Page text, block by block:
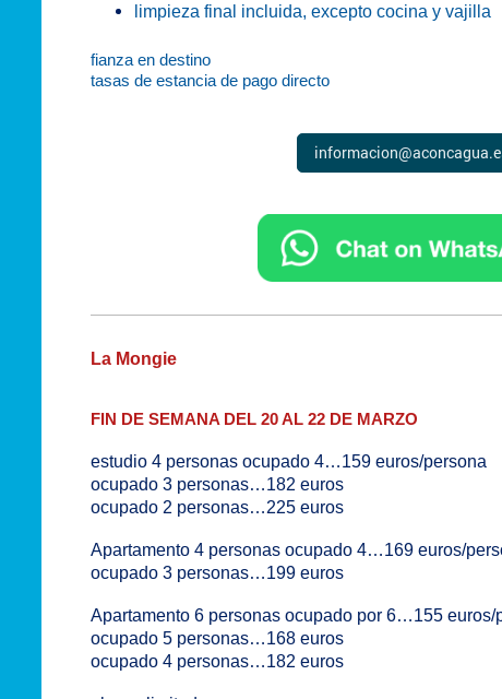
limpieza final incluida, excepto cocina y vajilla
fianza en destino
tasas de estancia de pago directo
La Mongie
FIN DE SEMANA DEL 20 AL 22 DE MARZO
estudio 4 personas ocupado 4…159 euros/persona
ocupado 3 personas…182 euros
ocupado 2 personas…225 euros
Apartamento 4 personas ocupado 4…169 euros/
ocupado 3 personas…199 euros
Apartamento 6 personas ocupado por 6…155 euros/
ocupado 5 personas…168 euros
ocupado 4 personas…182 euros